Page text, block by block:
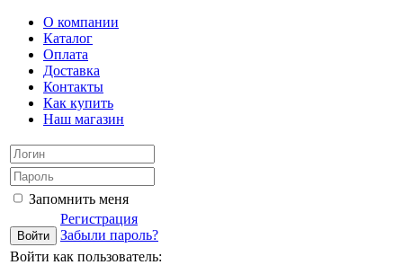
О компании
Каталог
Оплата
Доставка
Контакты
Как купить
Наш магазин
Запомнить меня
Регистрация
Забыли пароль?
Войти как пользователь: